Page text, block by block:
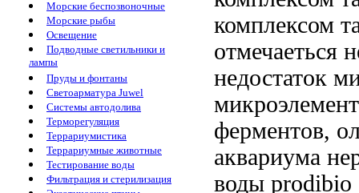
Морские беспозвоночные
Морские рыбы
Освещение
Подводные светильники и
лампы
Пруды и фонтаны
Светоарматура Juwel
Системы автодолива
Терморегуляция
Террариумистика
Террариумные животные
Тестирование воды
Фильтрация и стерилизация
комплексом
отмечаеться
недостаток
ферментов,
аквариума
воды prodibio